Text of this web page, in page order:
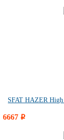
SFAT HAZER High
6667 i